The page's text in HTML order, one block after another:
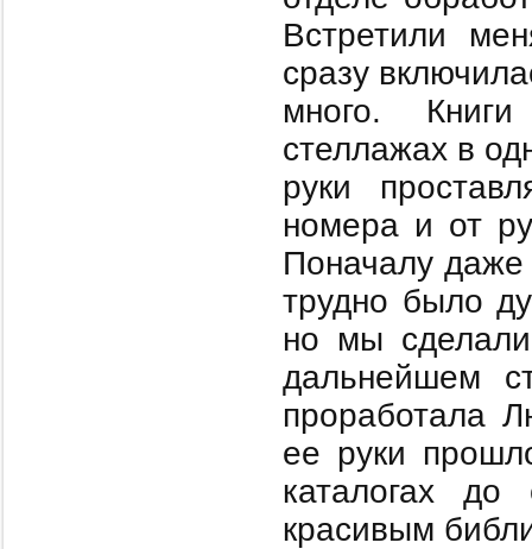
Встретили
сразу
много.
стеллажах в
руки
номера и от
Поначалу
трудно было
но мы
дальнейшем
проработала
ее руки
каталогах
красивым